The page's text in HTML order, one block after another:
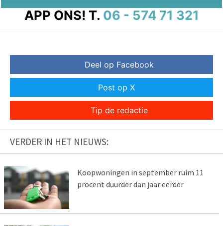
APP ONS! T. 06 - 574 71 321
Deel op Facebook
Post op X
Tip de redactie
VERDER IN HET NIEUWS:
Koopwoningen in september ruim 11
procent duurder dan jaar eerder